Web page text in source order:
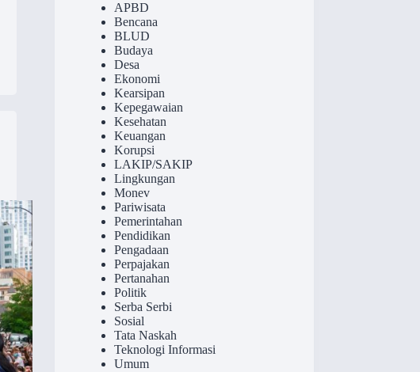
APBD
Bencana
BLUD
Budaya
Desa
Ekonomi
Kearsipan
Kepegawaian
Kesehatan
Keuangan
Korupsi
LAKIP/SAKIP
Lingkungan
Monev
Pariwisata
Pemerintahan
Pendidikan
Pengadaan
Perpajakan
Pertanahan
Politik
Serba Serbi
Sosial
Tata Naskah
Teknologi Informasi
Umum